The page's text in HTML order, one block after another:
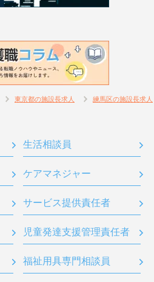
東京都の施設長求人 練馬区の施設長求人
生活相談員
ケアマネジャー
サービス提供責任者
児童発達支援管理責任者
福祉用具専門相談員